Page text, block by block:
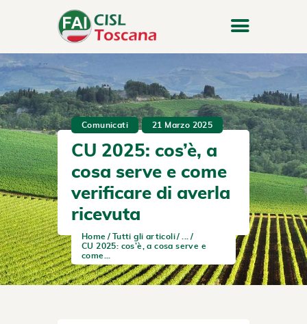
Comunicati 21 Marzo 2025
CU 2025: cos’è, a
cosa serve e come
verificare di averla
ricevuta
Home Tutti gli articoli
CU 2025: cos’è, a cosa serve e
come...